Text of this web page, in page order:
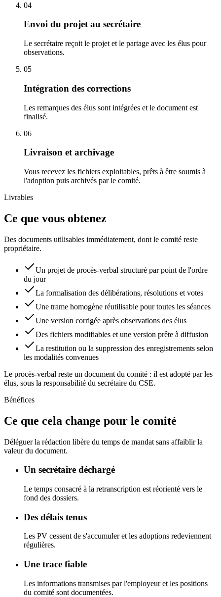
04
Envoi du projet au secrétaire
Le secrétaire reçoit le projet et le partage avec les élus pour
observations.
05
Intégration des corrections
Les remarques des élus sont intégrées et le document est
finalisé.
06
Livraison et archivage
Vous recevez les fichiers exploitables, prêts à être soumis à
l'adoption puis archivés par le comité.
Livrables
Ce que vous obtenez
Des documents utilisables immédiatement, dont le comité reste
propriétaire.
Un projet de procès-verbal structuré par point de l'ordre
du jour
La formalisation des délibérations, résolutions et votes
Une trame homogène réutilisable pour toutes les séances
Une version corrigée après observations des élus
Des fichiers modifiables et une version prête à diffusion
La restitution ou la suppression des enregistrements selon
les modalités convenues
Le procès-verbal reste un document du comité : il est adopté par les
élus, sous la responsabilité du secrétaire du CSE.
Bénéfices
Ce que cela change pour le comité
Déléguer la rédaction libère du temps de mandat sans affaiblir la
valeur du document.
Un secrétaire déchargé
Le temps consacré à la retranscription est réorienté vers le
fond des dossiers.
Des délais tenus
Les PV cessent de s'accumuler et les adoptions redeviennent
régulières.
Une trace fiable
Les informations transmises par l'employeur et les positions
du comité sont documentées.